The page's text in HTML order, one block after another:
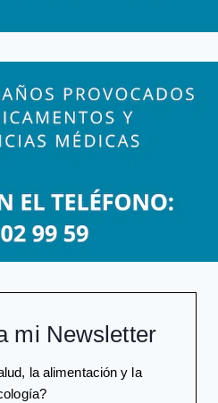
mi Newsletter
la alimentación y la